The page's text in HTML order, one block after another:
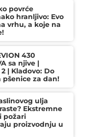
povrće
hranljivo: Evo
vrhu, a koje na
430
sa njive |
| Kladovo: Do
pšenice za dan!
ulja
Ekstremne
požari
proizvodnju u